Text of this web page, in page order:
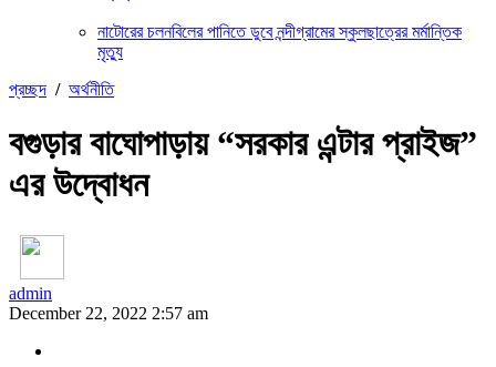
নাটোরের চলনবিলের পানিতে ডুবে নন্দীগ্রামের স্কুলছাত্রের মর্মান্তিক
মৃত্যু
প্রচ্ছদ / অর্থনীতি
বগুড়ার বাঘোপাড়ায় “সরকার এন্টার প্রাইজ”
এর উদ্বোধন
admin
December 22, 2022 2:57 am